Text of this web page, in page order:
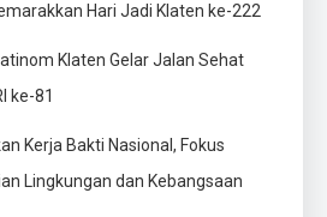
Hari Jadi Klaten ke-222
Klaten Gelar Jalan Sehat
ke-81
Kerja Bakti Nasional, Fokus
Lingkungan dan Kebangsaan